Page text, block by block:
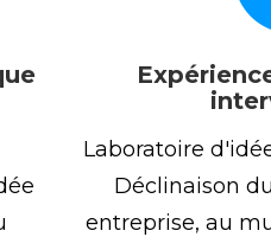
Laboratoire
Déclinaison
entreprise, au